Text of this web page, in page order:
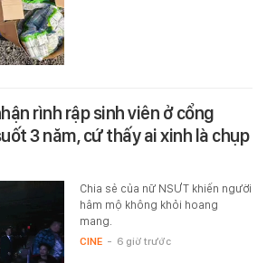
rình rập sinh viên ở cổng
3 năm, cứ thấy ai xinh là chụp
Chia sẻ của nữ NSƯT khiến người
hâm mộ không khỏi hoang
mang.
CINE - 6 giờ trước